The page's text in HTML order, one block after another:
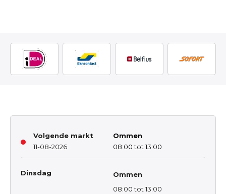
Volgende markt
11-08-2026
Ommen
08:00 tot 13:00
Dinsdag
Ommen
08:00 tot 13:00